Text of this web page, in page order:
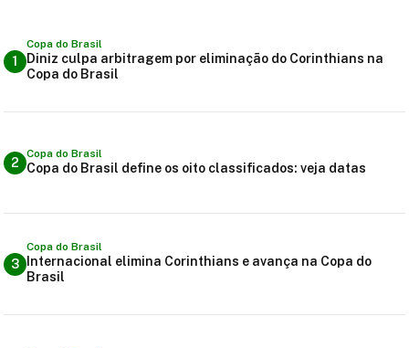
1
Copa do Brasil
Diniz culpa arbitragem por eliminação do Corinthians na
Copa do Brasil
2
Copa do Brasil
Copa do Brasil define os oito classificados: veja datas
3
Copa do Brasil
Internacional elimina Corinthians e avança na Copa do
Brasil